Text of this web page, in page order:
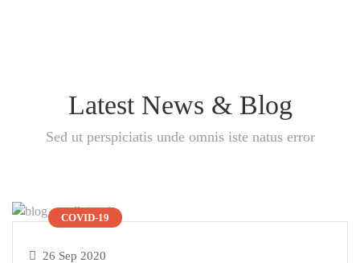
Latest News & Blog
Sed ut perspiciatis unde omnis iste natus error
COVID-19
26 Sep 2020